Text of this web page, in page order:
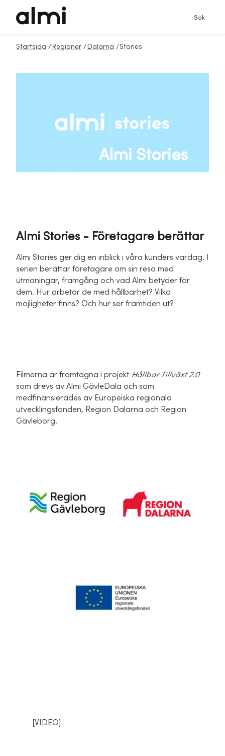
Sök
Startsida / Regioner / Dalarna /Stories
Almi Stories
Almi Stories - Företagare berättar
Almi Stories ger dig en inblick i våra kunders vardag. I
serien berättar företagare om sin resa med
utmaningar, framgång och vad Almi betyder för
dem. Hur arbetar de med hållbarhet? Vilka
möjligheter finns? Och hur ser framtiden ut?
Filmerna är framtagna i projekt Hållbar Tillväxt 2.0
som drevs av Almi GävleDala och som
medfinansierades av Europeiska regionala
utvecklingsfonden, Region Dalarna och Region
Gävleborg.
[VIDEO]